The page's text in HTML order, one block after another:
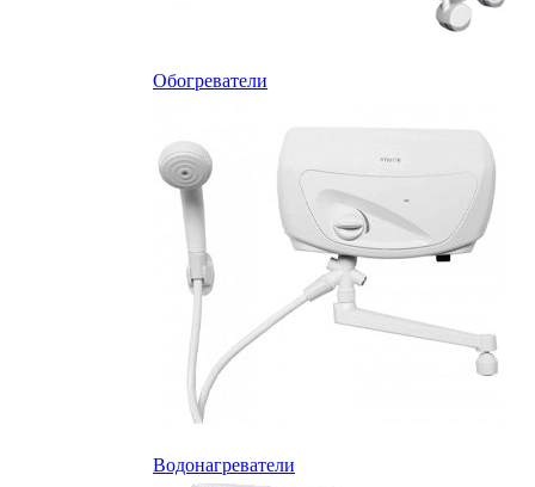
Обогреватели
Водонагреватели